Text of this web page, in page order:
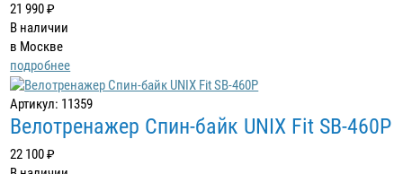
21 990 ₽
В наличии
в Москве
подробнее
Артикул: 11359
Велотренажер Спин-байк UNIX Fit SB-460P
22 100 ₽